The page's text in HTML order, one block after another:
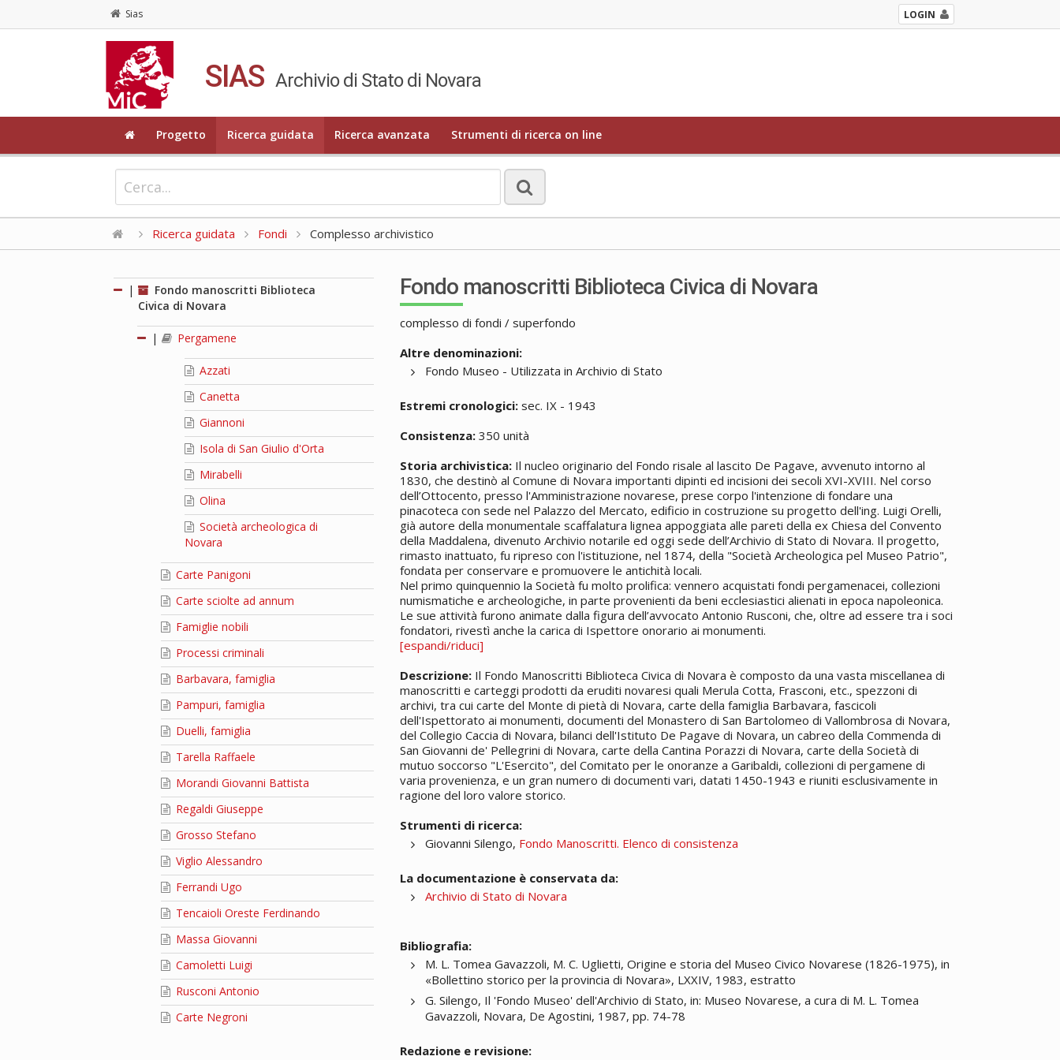
Sias LOGIN
SIAS Archivio di Stato di Novara
Progetto Ricerca guidata Ricerca avanzata Strumenti di ricerca on line
Ricerca guidata Fondi Complesso archivistico
|
Fondo manoscritti Biblioteca
Civica di Novara
| Pergamene
Azzati
Canetta
Giannoni
Isola di San Giulio d'Orta
Mirabelli
Olina
Società archeologica di
Novara
Carte Panigoni
Carte sciolte ad annum
Famiglie nobili
Processi criminali
Barbavara, famiglia
Pampuri, famiglia
Duelli, famiglia
Tarella Raffaele
Morandi Giovanni Battista
Regaldi Giuseppe
Grosso Stefano
Viglio Alessandro
Ferrandi Ugo
Tencaioli Oreste Ferdinando
Massa Giovanni
Camoletti Luigi
Rusconi Antonio
Carte Negroni
Fondo manoscritti Biblioteca Civica di Novara
complesso di fondi / superfondo
Altre denominazioni:
Fondo Museo - Utilizzata in Archivio di Stato
Estremi cronologici: sec. IX - 1943
Consistenza: 350 unità
Storia archivistica: Il nucleo originario del Fondo risale al lascito De Pagave, avvenuto intorno al
1830, che destinò al Comune di Novara importanti dipinti ed incisioni dei secoli XVI-XVIII. Nel corso
dell’Ottocento, presso l'Amministrazione novarese, prese corpo l'intenzione di fondare una
pinacoteca con sede nel Palazzo del Mercato, edificio in costruzione su progetto dell'ing. Luigi Orelli,
già autore della monumentale scaffalatura lignea appoggiata alle pareti della ex Chiesa del Convento
della Maddalena, divenuto Archivio notarile ed oggi sede dell’Archivio di Stato di Novara. Il progetto,
rimasto inattuato, fu ripreso con l'istituzione, nel 1874, della "Società Archeologica pel Museo Patrio",
fondata per conservare e promuovere le antichità locali.
Nel primo quinquennio la Società fu molto prolifica: vennero acquistati fondi pergamenacei, collezioni
numismatiche e archeologiche, in parte provenienti da beni ecclesiastici alienati in epoca napoleonica.
Le sue attività furono animate dalla figura dell’avvocato Antonio Rusconi, che, oltre ad essere tra i soci
fondatori, rivestì anche la carica di Ispettore onorario ai monumenti.
[espandi/riduci]
Descrizione: Il Fondo Manoscritti Biblioteca Civica di Novara è composto da una vasta miscellanea di
manoscritti e carteggi prodotti da eruditi novaresi quali Merula Cotta, Frasconi, etc., spezzoni di
archivi, tra cui carte del Monte di pietà di Novara, carte della famiglia Barbavara, fascicoli
dell'Ispettorato ai monumenti, documenti del Monastero di San Bartolomeo di Vallombrosa di Novara,
del Collegio Caccia di Novara, bilanci dell'Istituto De Pagave di Novara, un cabreo della Commenda di
San Giovanni de' Pellegrini di Novara, carte della Cantina Porazzi di Novara, carte della Società di
mutuo soccorso "L'Esercito", del Comitato per le onoranze a Garibaldi, collezioni di pergamene di
varia provenienza, e un gran numero di documenti vari, datati 1450-1943 e riuniti esclusivamente in
ragione del loro valore storico.
Strumenti di ricerca:
Giovanni Silengo, Fondo Manoscritti. Elenco di consistenza
La documentazione è conservata da:
Archivio di Stato di Novara
Bibliografia:
M. L. Tomea Gavazzoli, M. C. Uglietti, Origine e storia del Museo Civico Novarese (1826-1975), in
«Bollettino storico per la provincia di Novara», LXXIV, 1983, estratto
G. Silengo, Il 'Fondo Museo' dell'Archivio di Stato, in: Museo Novarese, a cura di M. L. Tomea
Gavazzoli, Novara, De Agostini, 1987, pp. 74-78
Redazione e revisione: